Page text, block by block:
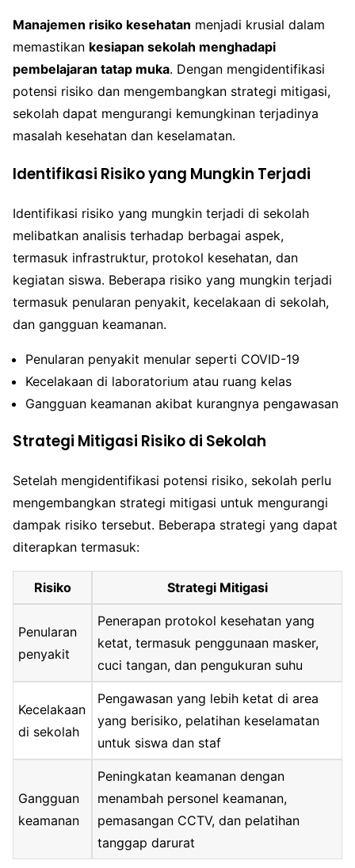
Manajemen risiko kesehatan menjadi krusial dalam
memastikan kesiapan sekolah menghadapi
pembelajaran tatap muka. Dengan mengidentifikasi
potensi risiko dan mengembangkan strategi mitigasi,
sekolah dapat mengurangi kemungkinan terjadinya
masalah kesehatan dan keselamatan.
Identifikasi Risiko yang Mungkin Terjadi
Identifikasi risiko yang mungkin terjadi di sekolah
melibatkan analisis terhadap berbagai aspek,
termasuk infrastruktur, protokol kesehatan, dan
kegiatan siswa. Beberapa risiko yang mungkin terjadi
termasuk penularan penyakit, kecelakaan di sekolah,
dan gangguan keamanan.
Penularan penyakit menular seperti COVID-19
Kecelakaan di laboratorium atau ruang kelas
Gangguan keamanan akibat kurangnya pengawasan
Strategi Mitigasi Risiko di Sekolah
Setelah mengidentifikasi potensi risiko, sekolah perlu
mengembangkan strategi mitigasi untuk mengurangi
dampak risiko tersebut. Beberapa strategi yang dapat
diterapkan termasuk:
Risiko Strategi Mitigasi
Penularan
penyakit
Penerapan protokol kesehatan yang
ketat, termasuk penggunaan masker,
cuci tangan, dan pengukuran suhu
Kecelakaan
di sekolah
Pengawasan yang lebih ketat di area
yang berisiko, pelatihan keselamatan
untuk siswa dan staf
Gangguan
keamanan
Peningkatan keamanan dengan
menambah personel keamanan,
pemasangan CCTV, dan pelatihan
tanggap darurat